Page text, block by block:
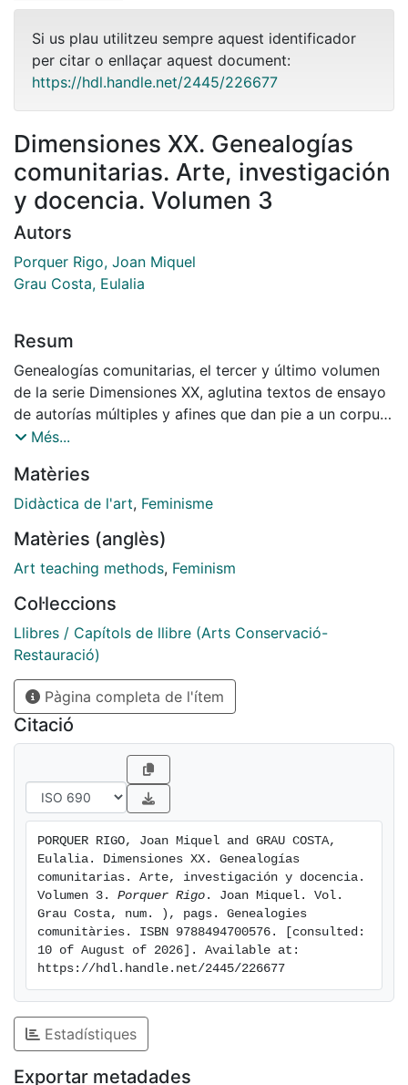
Si us plau utilitzeu sempre aquest identificador
per citar o enllaçar aquest document:
https://hdl.handle.net/2445/226677
Dimensiones XX. Genealogías
comunitarias. Arte, investigación
y docencia. Volumen 3
Autors
Porquer Rigo, Joan Miquel
Grau Costa, Eulalia
Resum
Genealogías comunitarias, el tercer y último volumen
de la serie Dimensiones XX, aglutina textos de ensayo
de autorías múltiples y afines que dan pie a un corpus
de fichas de enseñanza-aprendizaje de metodologías
y la sostenibilidad. Editado por Eulàlia Grau Costa y
Joan Miquel Porquer Rigo, docentes en la Facultad de
publicación que tenéis en las manos os propone
establecer nexos de trabajo creativo que, desde la
proyectos de cambio en vuestro entorno cercano –
vuestra escuela, vuestra calle, vuestro barrio, vuestra
localidad–. Atreveos a abrir el libro por cualquier
página o seguid la línea narrativa que os proponemos.
Interrogad las formas de hacer, fusionadlas,
adaptadlas y hacedlas vuestras. ¡Aportad vuestra
visión –y hacedlo de verdad–! Esperamos que esta sea
artistas/docentes/gestoras/promotoras/impulsoras/tra
nsgresoras, una lectura estimulante.
Més...
Matèries
Didàctica de l'art, Feminisme
Matèries (anglès)
Art teaching methods, Feminism
Col·leccions
Llibres / Capítols de llibre (Arts Conservació-
Restauració)
Pàgina completa de l'ítem
Citació
PORQUER RIGO, Joan Miquel and GRAU COSTA,
Eulalia. Dimensiones XX. Genealogías
comunitarias. Arte, investigación y docencia.
Volumen 3. Porquer Rigo . Joan Miquel. Vol.
Grau Costa, num. ), pags. Genealogies
comunitàries. ISBN 9788494700576. [consulted:
10 of August of 2026]. Available at:
https://hdl.handle.net/2445/226677
Estadístiques
Exportar metadades